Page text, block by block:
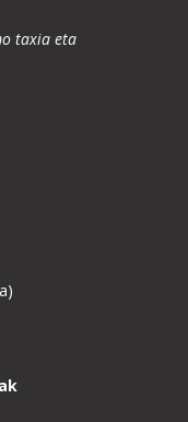
taxia eta